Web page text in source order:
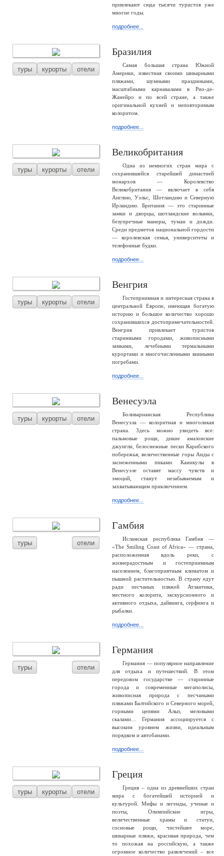
привлекают сюда тысячи туристов уже
многие годы.
подробнее...
туры курорты отели
Бразилия
Самая большая страна Южной
Америки, известная своими шикарными
пляжами, шумными праздниками,
масштабными карнавалами в Рио-де-
Жанейро и по всей стране, а также
оригинальной кухней и неповторимым
колоритом.
подробнее...
туры курорты отели
Великобритания
Одна из немногих стран мира с
сохранившейся старейшей династией
монархов — Королевство
Великобритания — включает в себя
Англию, Уэльс, Шотландию и Северную
Ирландию. Британия — это старинные
замки и дворцы, шотландские волынки,
безупречные манеры, туман и дожди.
Среди предметов национальной гордости
— королевская семья, университеты и
телефонные будки.
подробнее...
туры курорты отели
Венгрия
Гостеприимная и интересная страна в
центральной Европе, имеющая богатую
историю и большое количество хорошо
сохранившихся достопримечательностей.
Венгрия привлекает туристов
старинными городами, живописными
замками, лечебными термальными
курортами и многочисленными винными
погребами.
подробнее...
туры курорты отели
Венесуэла
Боливарианская Республика
Венесуэла — колоритная и многоликая
страна. Здесь можно увидеть все:
пальмовые рощи, дикие амазонские
джунгли, белоснежные пески Карибского
побережья, величественные горы Анды с
заснеженными пиками. Каникулы в
Венесуэле оставят массу чувств и
эмоций, станут незабываемым и
захватывающим приключением.
подробнее...
туры отели
Гамбия
Исламская республика Гамбия —
«The Smiling Coast of Africa» — страна,
расположенная вдоль реки, с
жизнерадостным и гостеприимным
населением, благоприятным климатом и
пышной растительностью. В страну едут
ради песчаных пляжей Атлантики,
местного колорита, экскурсионного и
активного отдыха, дайвинга, серфинга и
рыбалки.
подробнее...
туры отели
Германия
Германия — популярное направление
для отдыха и путешествий. В этом
передовом государстве — старинные
города и современные мегаполисы,
живописная природа с песчаными
пляжами Балтийского и Северного морей,
горными цепями Альп, меловыми
скалами… Германия ассоциируется с
высоким уровнем жизни, идеальным
порядком и автобанами.
подробнее...
туры курорты отели
Греция
Греция – одна из древнейших стран
мира с богатейшей историей и
культурой. Мифы и легенды, ученые и
поэты, Олимпийские игры,
величественные храмы и статуи,
сосновые рощи, чистейшее море,
шикарные пляжи, красивая природа, чем
то похожая на российскую, а также
огромное количество развлечений – все